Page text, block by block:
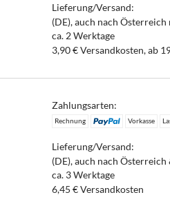
Lieferung/Versand:
(DE), auch nach Österreich
ca. 2 Werktage
3,90 € Versandkosten, ab
Zahlungsarten:
Rechnung Vorkasse
Lieferung/Versand:
(DE), auch nach Österreich
ca. 3 Werktage
6,45 € Versandkosten